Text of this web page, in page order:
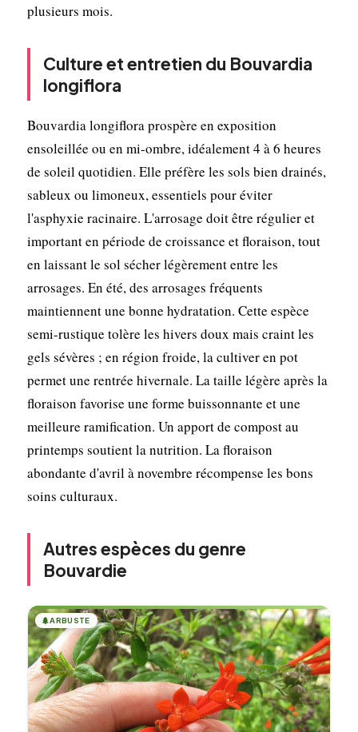
plusieurs mois.
Culture et entretien du Bouvardia
longiflora
Bouvardia longiflora prospère en exposition
ensoleillée ou en mi-ombre, idéalement 4 à 6 heures
de soleil quotidien. Elle préfère les sols bien drainés,
sableux ou limoneux, essentiels pour éviter
l'asphyxie racinaire. L'arrosage doit être régulier et
important en période de croissance et floraison, tout
en laissant le sol sécher légèrement entre les
arrosages. En été, des arrosages fréquents
maintiennent une bonne hydratation. Cette espèce
semi-rustique tolère les hivers doux mais craint les
gels sévères ; en région froide, la cultiver en pot
permet une rentrée hivernale. La taille légère après la
floraison favorise une forme buissonnante et une
meilleure ramification. Un apport de compost au
printemps soutient la nutrition. La floraison
abondante d'avril à novembre récompense les bons
soins culturaux.
Autres espèces du genre
Bouvardie
🌲ARBUSTE